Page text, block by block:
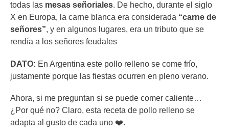
todas las mesas señoriales. De hecho, durante el siglo
X en Europa, la carne blanca era considerada “carne de
señores”, y en algunos lugares, era un tributo que se
rendía a los señores feudales
DATO: En Argentina este pollo relleno se come frío,
justamente porque las fiestas ocurren en pleno verano.
Ahora, si me preguntan si se puede comer caliente…
¿Por qué no? Claro, esta receta de pollo relleno se
adapta al gusto de cada uno ❤️️.